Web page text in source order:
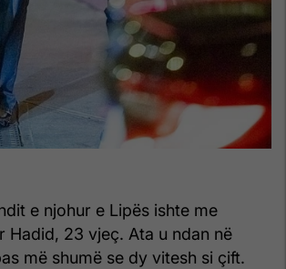
e njohur e Lipës ishte me
Hadid, 23 vjeç. Ata u ndan në
më shumë se dy vitesh si çift.